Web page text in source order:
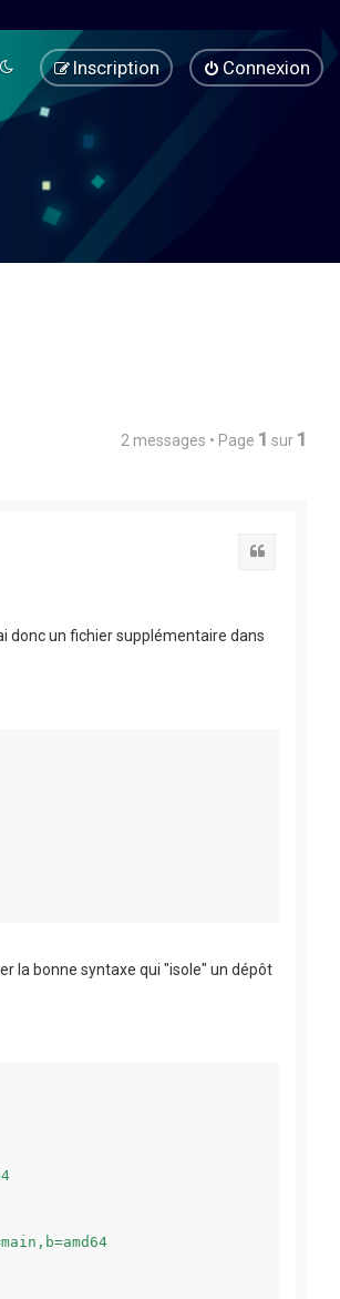
Connexion
Inscription
2 messages • Page 1 sur 1
donc un fichier supplémentaire dans
la bonne syntaxe qui "isole" un dépôt